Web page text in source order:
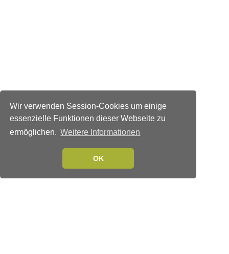
Wir verwenden Session-Cookies um einige
essenzielle Funktionen dieser Webseite zu
ermöglichen. Weitere Informationen
OK